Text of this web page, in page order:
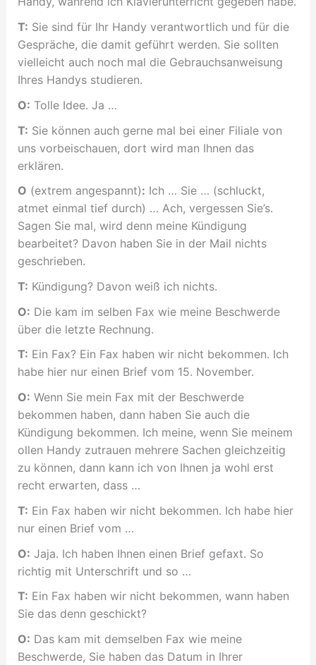
T: Sie sind für Ihr Handy verantwortlich und für die
Gespräche, die damit geführt werden. Sie sollten
vielleicht auch noch mal die Gebrauchsanweisung
Ihres Handys studieren.
O: Tolle Idee. Ja …
T: Sie können auch gerne mal bei einer Filiale von
uns vorbeischauen, dort wird man Ihnen das
erklären.
O (extrem angespannt): Ich … Sie … (schluckt,
atmet einmal tief durch) … Ach, vergessen Sie’s.
Sagen Sie mal, wird denn meine Kündigung
bearbeitet? Davon haben Sie in der Mail nichts
geschrieben.
T: Kündigung? Davon weiß ich nichts.
O: Die kam im selben Fax wie meine Beschwerde
über die letzte Rechnung.
T: Ein Fax? Ein Fax haben wir nicht bekommen. Ich
habe hier nur einen Brief vom 15. November.
O: Wenn Sie mein Fax mit der Beschwerde
bekommen haben, dann haben Sie auch die
Kündigung bekommen. Ich meine, wenn Sie meinem
ollen Handy zutrauen mehrere Sachen gleichzeitig
zu können, dann kann ich von Ihnen ja wohl erst
recht erwarten, dass …
T: Ein Fax haben wir nicht bekommen. Ich habe hier
nur einen Brief vom …
O: Jaja. Ich haben Ihnen einen Brief gefaxt. So
richtig mit Unterschrift und so …
T: Ein Fax haben wir nicht bekommen, wann haben
Sie das denn geschickt?
O: Das kam mit demselben Fax wie meine
Beschwerde, Sie haben das Datum in Ihrer